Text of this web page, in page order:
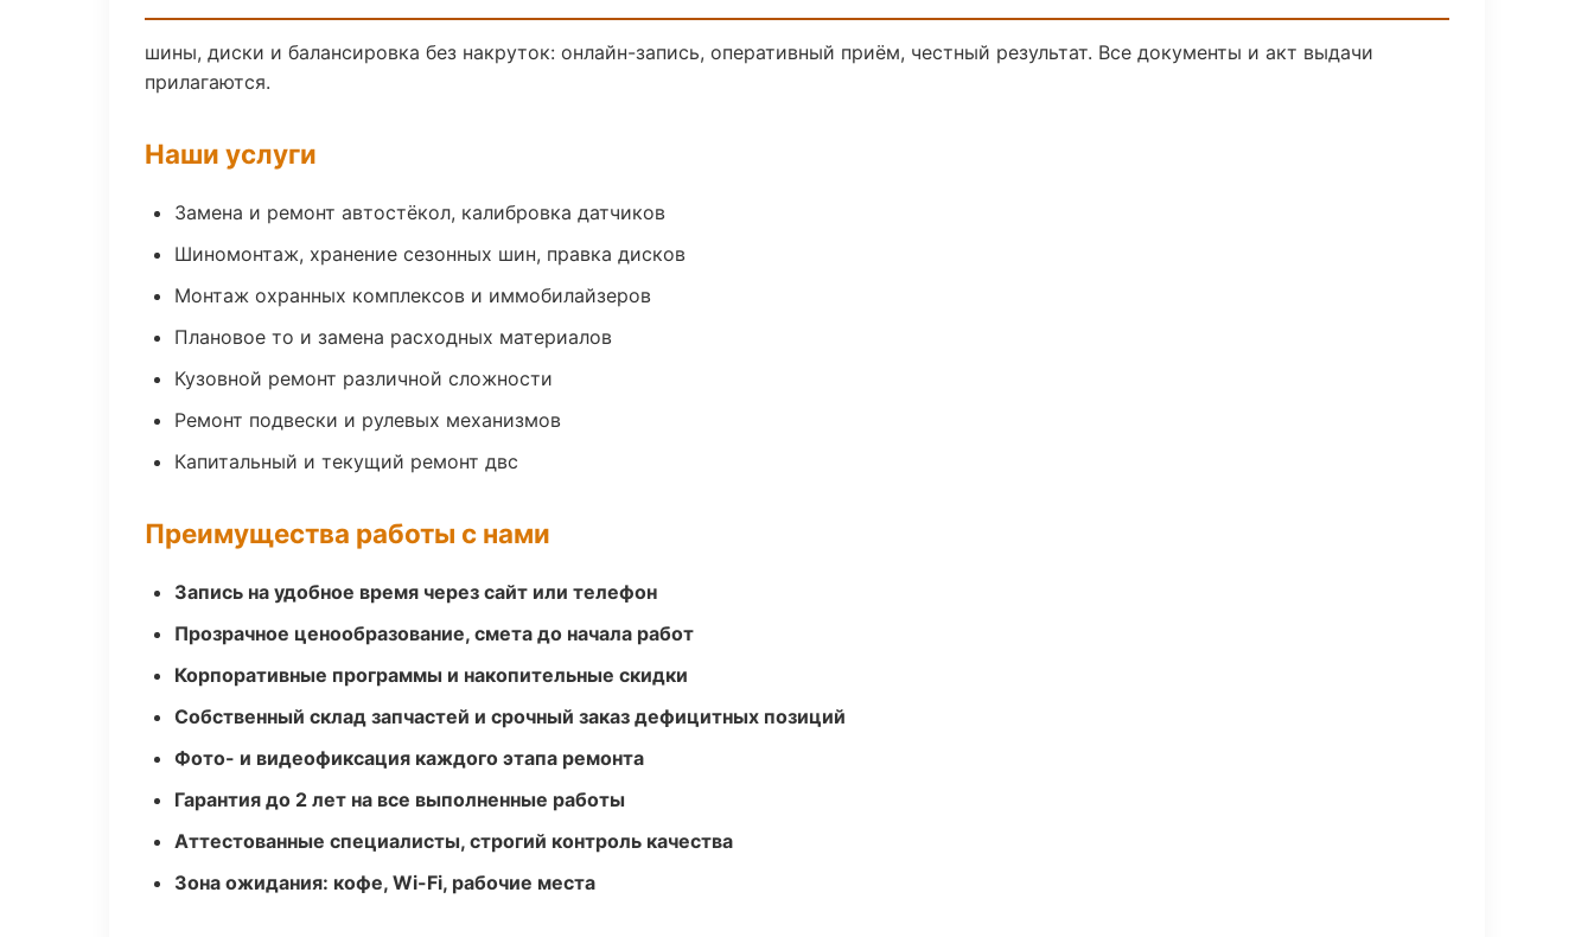
шины, диски и балансировка без накруток: онлайн-запись, оперативный приём, честный результат. Все документы и акт выдачи
прилагаются.
Наши услуги
Замена и ремонт автостёкол, калибровка датчиков
Шиномонтаж, хранение сезонных шин, правка дисков
Монтаж охранных комплексов и иммобилайзеров
Плановое то и замена расходных материалов
Кузовной ремонт различной сложности
Ремонт подвески и рулевых механизмов
Капитальный и текущий ремонт двс
Преимущества работы с нами
Запись на удобное время через сайт или телефон
Прозрачное ценообразование, смета до начала работ
Корпоративные программы и накопительные скидки
Собственный склад запчастей и срочный заказ дефицитных позиций
Фото- и видеофиксация каждого этапа ремонта
Гарантия до 2 лет на все выполненные работы
Аттестованные специалисты, строгий контроль качества
Зона ожидания: кофе, Wi-Fi, рабочие места